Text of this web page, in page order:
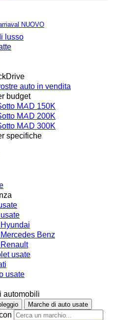
NUOVO
lusso
auto in vendita
budget
MAD 150K
MAD 200K
MAD 300K
specifiche
Benz
usate
usate
automobili
Marche di auto usate